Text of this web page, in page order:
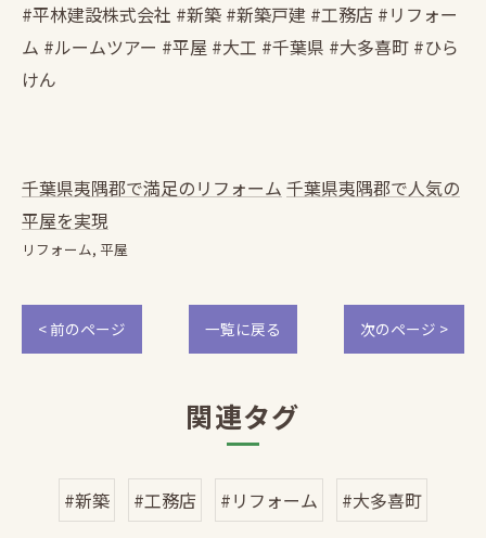
#平林建設株式会社 #新築 #新築戸建 #工務店 #リフォー
ム #ルームツアー #平屋 #大工 #千葉県 #大多喜町 #ひら
けん
千葉県夷隅郡で満足のリフォーム 千葉県夷隅郡で人気の
平屋を実現
リフォーム 平屋
< 前のページ 一覧に戻る 次のページ >
関連タグ
#新築 #工務店 #リフォーム #大多喜町